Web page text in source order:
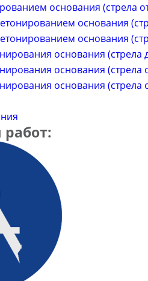
основания (стрела
основания
основания
основания (стрела
основания (стрела
основания (стрела